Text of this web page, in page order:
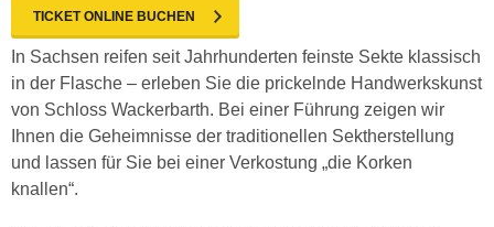
TICKET ONLINE BUCHEN
In Sachsen reifen seit Jahrhunderten feinste Sekte klassisch
in der Flasche – erleben Sie die prickelnde Handwerkskunst
von Schloss Wackerbarth. Bei einer Führung zeigen wir
Ihnen die Geheimnisse der traditionellen Sektherstellung
und lassen für Sie bei einer Verkostung „die Korken
knallen“.